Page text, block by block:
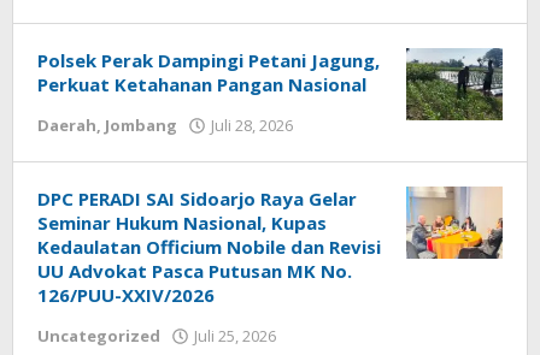
Polsek Perak Dampingi Petani Jagung,
Perkuat Ketahanan Pangan Nasional
Daerah, Jombang Juli 28, 2026
​DPC PERADI SAI Sidoarjo Raya Gelar
Seminar Hukum Nasional, Kupas
Kedaulatan Officium Nobile dan Revisi
UU Advokat Pasca Putusan MK No.
126/PUU-XXIV/2026
Uncategorized Juli 25, 2026